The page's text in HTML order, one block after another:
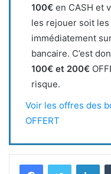
100€ en CASH et
les rejouer soit
immédiatement
bancaire. C’est
100€ et 200€
risque.
Voir les offres des
OFFERT